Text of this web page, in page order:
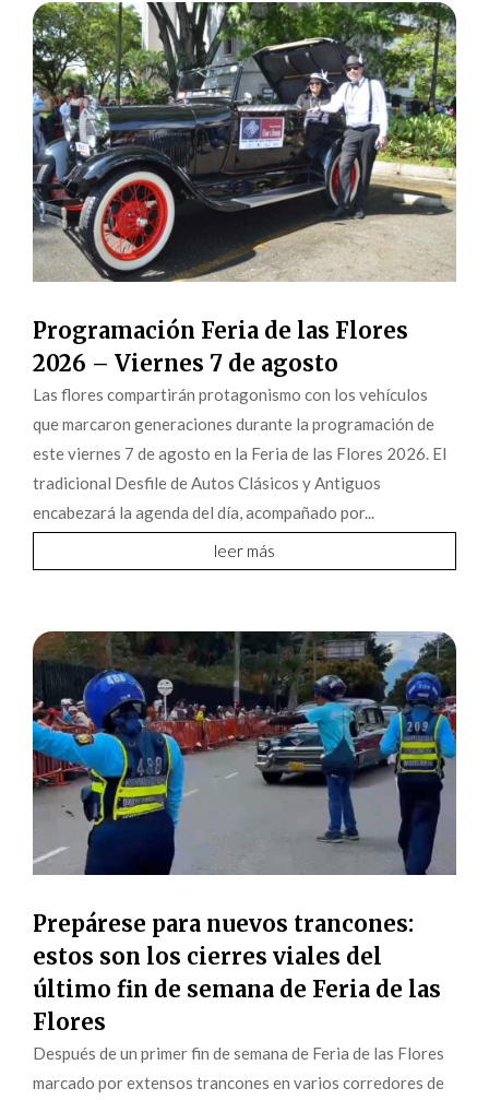
Programación Feria de las Flores
2026 – Viernes 7 de agosto
Las flores compartirán protagonismo con los vehículos
que marcaron generaciones durante la programación de
este viernes 7 de agosto en la Feria de las Flores 2026. El
tradicional Desfile de Autos Clásicos y Antiguos
encabezará la agenda del día, acompañado por...
leer más
Prepárese para nuevos trancones:
estos son los cierres viales del
último fin de semana de Feria de las
Flores
Después de un primer fin de semana de Feria de las Flores
marcado por extensos trancones en varios corredores de